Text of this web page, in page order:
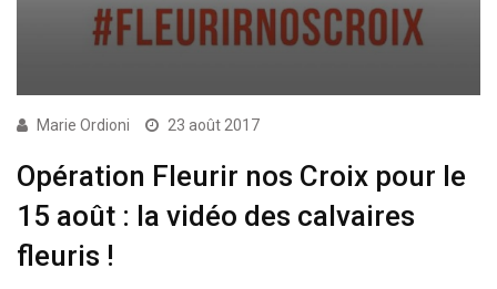
Marie Ordioni 23 août 2017
Opération Fleurir nos Croix pour le
15 août : la vidéo des calvaires
fleuris !